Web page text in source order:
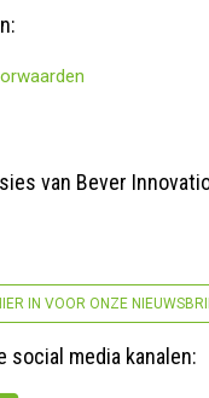
van Bever
IN VOOR ONZE
social media kanalen: